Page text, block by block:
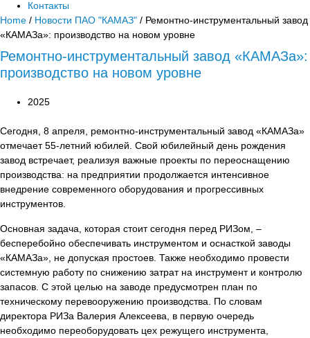
Контакты
Home / Новости ПАО "КАМАЗ" / Ремонтно-инструментальный завод
«КАМАЗа»: производство на новом уровне
Ремонтно-инструментальный завод «КАМАЗа»:
производство на новом уровне
2025
Сегодня, 8 апреля, ремонтно-инструментальный завод «КАМАЗа»
отмечает 55-летний юбилей. Свой юбилейный день рождения
завод встречает, реализуя важные проекты по переоснащению
производства: на предприятии продолжается интенсивное
внедрение современного оборудования и прогрессивных
инструментов.
Основная задача, которая стоит сегодня перед РИЗом, –
бесперебойно обеспечивать инструментом и оснасткой заводы
«КАМАЗа», не допуская простоев. Также необходимо провести
системную работу по снижению затрат на инструмент и контролю
запасов. С этой целью на заводе предусмотрен план по
техническому перевооружению производства. По словам
директора РИЗа Валерия Алексеева, в первую очередь
необходимо переоборудовать цех режущего инструмента,